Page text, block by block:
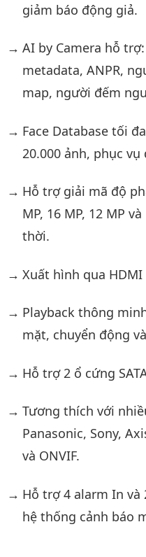
giảm báo động giả.
AI by Camera hỗ
metadata, ANPR,
map, người đếm
Face Database tối
20.000 ảnh, phục
Hỗ trợ giải mã độ
MP, 16 MP, 12 MP
thời.
Xuất hình qua
Playback thông
mặt, chuyển động
Hỗ trợ 2 ổ cứng
Tương thích với
Panasonic, Sony,
và ONVIF.
Hỗ trợ 4 alarm In
hệ thống cảnh báo